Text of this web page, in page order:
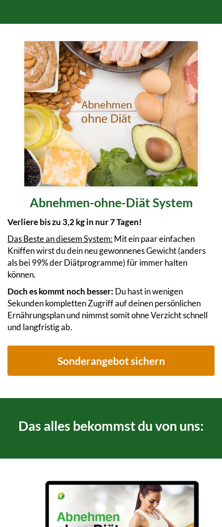
Abnehmen-ohne-Diät System
Verliere bis zu 3,2 kg in nur 7 Tagen!
Das Beste an diesem System:Mit ein paar einfachen
Kniffen wirst du dein neu gewonnenes Gewicht (anders
als bei 99% der Diätprogramme) für immer halten
können.
Doch es kommt noch besser: Du hast in wenigen
Sekunden kompletten Zugriff auf deinen persönlichen
Ernährungsplan und nimmst somit ohne Verzicht schnell
und langfristig ab.
Sonderangebot sichern
Das alles bekommst du von uns: